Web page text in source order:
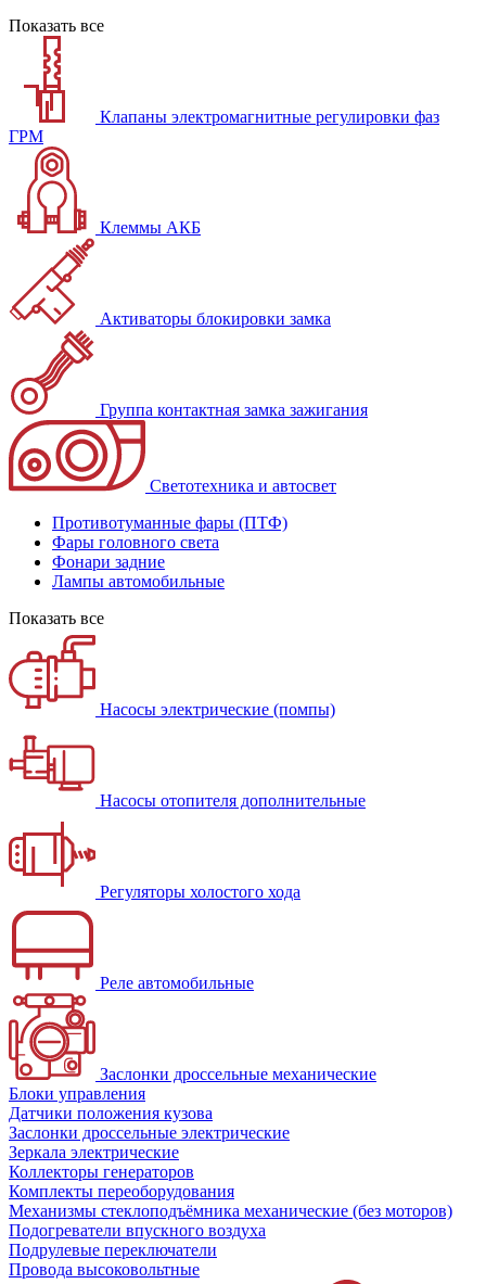
Показать все
Клапаны электромагнитные регулировки фаз
ГРМ
Клеммы АКБ
Активаторы блокировки замка
Группа контактная замка зажигания
Светотехника и автосвет
Противотуманные фары (ПТФ)
Фары головного света
Фонари задние
Лампы автомобильные
Показать все
Насосы электрические (помпы)
Насосы отопителя дополнительные
Регуляторы холостого хода
Реле автомобильные
Заслонки дроссельные механические
Блоки управления
Датчики положения кузова
Заслонки дроссельные электрические
Зеркала электрические
Коллекторы генераторов
Комплекты переоборудования
Механизмы стеклоподъёмника механические (без моторов)
Подогреватели впускного воздуха
Подрулевые переключатели
Провода высоковольтные